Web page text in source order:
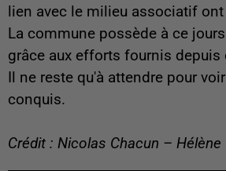
lien avec le milieu associatif ont
La commune possède à ce
grâce aux efforts fournis depuis
Il ne reste qu'à attendre pour
conquis.
Crédit : Nicolas Chacun – Hélène